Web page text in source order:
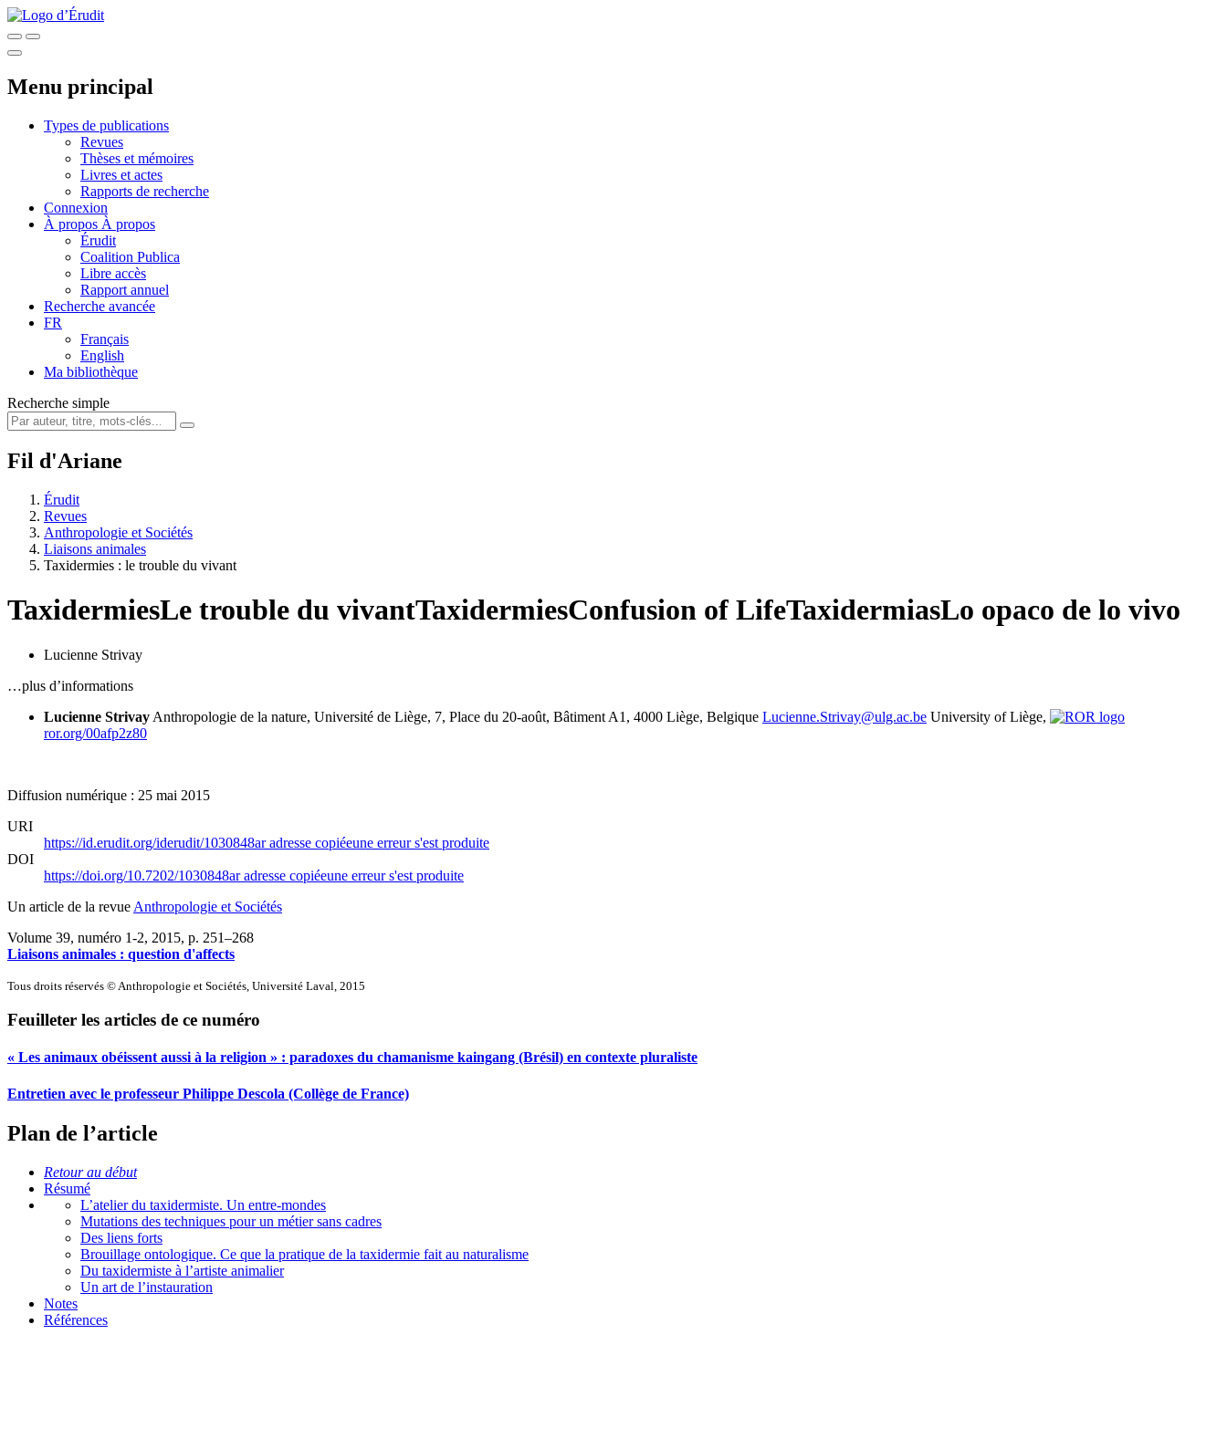
Menu principal
Types de publications
Revues
Thèses et mémoires
Livres et actes
Rapports de recherche
Connexion
À propos À propos
Érudit
Coalition Publica
Libre accès
Rapport annuel
Recherche avancée
FR
Français
English
Ma bibliothèque
Recherche simple
Fil d'Ariane
Érudit
Revues
Anthropologie et Sociétés
Liaisons animales
Taxidermies : le trouble du vivant
TaxidermiesLe trouble du vivantTaxidermiesConfusion of LifeTaxidermiasLo opaco de lo vivo
Lucienne Strivay
…plus d’informations
Lucienne Strivay Anthropologie de la nature, Université de Liège, 7, Place du 20-août, Bâtiment A1, 4000 Liège, Belgique Lucienne.Strivay@ulg.ac.be University of Liège,
ror.org/00afp2z80
Diffusion numérique : 25 mai 2015
URI
https://id.erudit.org/iderudit/1030848aradresse copiéeune erreur s'est produite
DOI
https://doi.org/10.7202/1030848aradresse copiéeune erreur s'est produite
Un article de la revue Anthropologie et Sociétés
Volume 39, numéro 1-2, 2015, p. 251–268
Liaisons animales : question d'affects
Tous droits réservés © Anthropologie et Sociétés, Université Laval, 2015
Feuilleter les articles de ce numéro
« Les animaux obéissent aussi à la religion » : paradoxes du chamanisme kaingang (Brésil) en contexte pluraliste
Entretien avec le professeur Philippe Descola (Collège de France)
Plan de l’article
Retour au début
Résumé
L’atelier du taxidermiste. Un entre-mondes
Mutations des techniques pour un métier sans cadres
Des liens forts
Brouillage ontologique. Ce que la pratique de la taxidermie fait au naturalisme
Du taxidermiste à l’artiste animalier
Un art de l’instauration
Notes
Références